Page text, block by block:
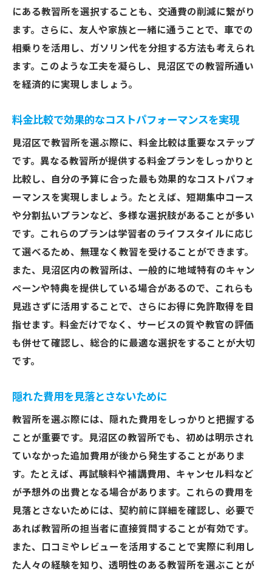
にある教習所を選択することも、交通費の削減に繋がり
ます。さらに、友人や家族と一緒に通うことで、車での
相乗りを活用し、ガソリン代を分担する方法も考えられ
ます。このような工夫を凝らし、見沼区での教習所通い
を経済的に実現しましょう。
料金比較で効果的なコストパフォーマンスを実現
見沼区で教習所を選ぶ際に、料金比較は重要なステップ
です。異なる教習所が提供する料金プランをしっかりと
比較し、自分の予算に合った最も効果的なコストパフォ
ーマンスを実現しましょう。たとえば、短期集中コース
や分割払いプランなど、多様な選択肢があることが多い
です。これらのプランは学習者のライフスタイルに応じ
て選べるため、無理なく教習を受けることができます。
また、見沼区内の教習所は、一般的に地域特有のキャン
ペーンや特典を提供している場合があるので、これらも
見逃さずに活用することで、さらにお得に免許取得を目
指せます。料金だけでなく、サービスの質や教官の評価
も併せて確認し、総合的に最適な選択をすることが大切
です。
隠れた費用を見落とさないために
教習所を選ぶ際には、隠れた費用をしっかりと把握する
ことが重要です。見沼区の教習所でも、初めは明示され
ていなかった追加費用が後から発生することがありま
す。たとえば、再試験料や補講費用、キャンセル料など
が予想外の出費となる場合があります。これらの費用を
見落とさないためには、契約前に詳細を確認し、必要で
あれば教習所の担当者に直接質問することが有効です。
また、口コミやレビューを活用することで実際に利用し
た人々の経験を知り、透明性のある教習所を選ぶことが